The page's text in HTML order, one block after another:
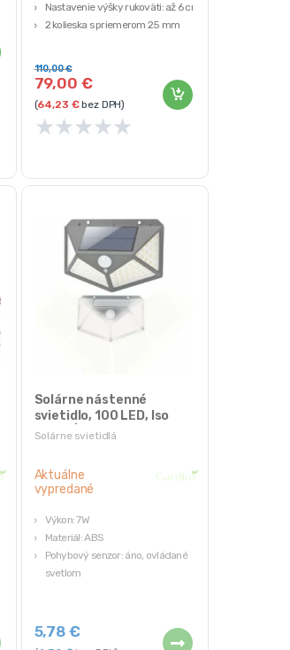
Nastavenie výšky rukoväti: až 6 cm
2 kolieska s priemerom 25 mm
79,00 €
110,00€
(64,23 €bez DPH)
★★★★★
Solárne svietidlá
Solárne nástenné
svietidlo, 100 LED, Iso
Trade | L10720
Aktuálne
vypredané
Výkon: 7W
Materiál: ABS
Pohybový senzor: áno, ovládané
svetlom
5,78 €